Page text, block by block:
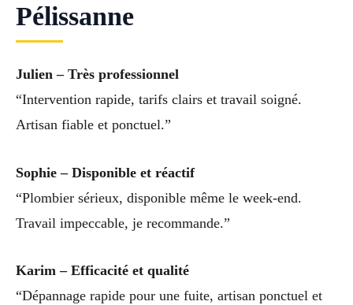
Pélissanne
Julien – Très professionnel
“Intervention rapide, tarifs clairs et travail soigné.
Artisan fiable et ponctuel.”
Sophie – Disponible et réactif
“Plombier sérieux, disponible même le week-end.
Travail impeccable, je recommande.”
Karim – Efficacité et qualité
“Dépannage rapide pour une fuite, artisan ponctuel et